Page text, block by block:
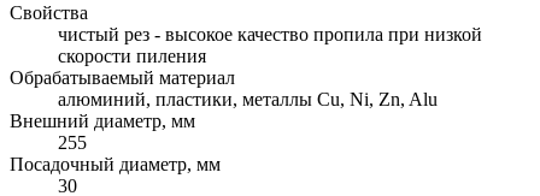
Свойства
чистый рез - высокое качество пропила при низкой
скорости пиления
Обрабатываемый материал
алюминий, пластики, металлы Cu, Ni, Zn, Alu
Внешний диаметр, мм
255
Посадочный диаметр, мм
30